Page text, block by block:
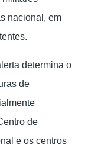
nacional, em
determina o
de
de
e os centros